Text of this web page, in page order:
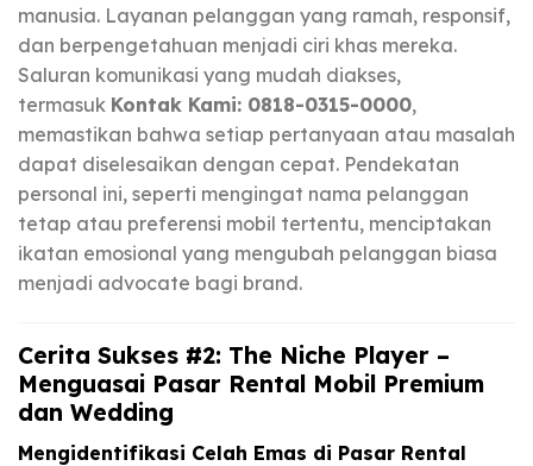
manusia. Layanan pelanggan yang ramah, responsif,
dan berpengetahuan menjadi ciri khas mereka.
Saluran komunikasi yang mudah diakses,
termasuk Kontak Kami: 0818-0315-0000,
memastikan bahwa setiap pertanyaan atau masalah
dapat diselesaikan dengan cepat. Pendekatan
personal ini, seperti mengingat nama pelanggan
tetap atau preferensi mobil tertentu, menciptakan
ikatan emosional yang mengubah pelanggan biasa
menjadi advocate bagi brand.
Cerita Sukses #2: The Niche Player –
Menguasai Pasar Rental Mobil Premium
dan Wedding
Mengidentifikasi Celah Emas di Pasar Rental